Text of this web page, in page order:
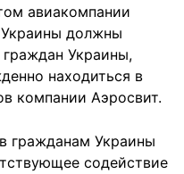
авиакомпании
должны
Украины,
находиться в
компании Аэросвит.
гражданам Украины
содействие